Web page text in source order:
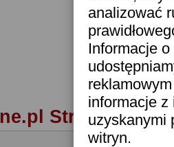
analizować
Informacje
informacje z
uzyskanymi
witryn.
Strona